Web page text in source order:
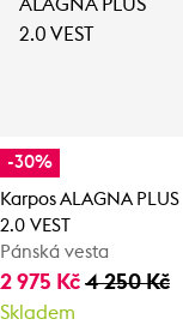
-30%
Karpos ALAGNA PLUS
2.0 VEST
Pánská vesta
2 975 Kč 4 250 Kč
Skladem